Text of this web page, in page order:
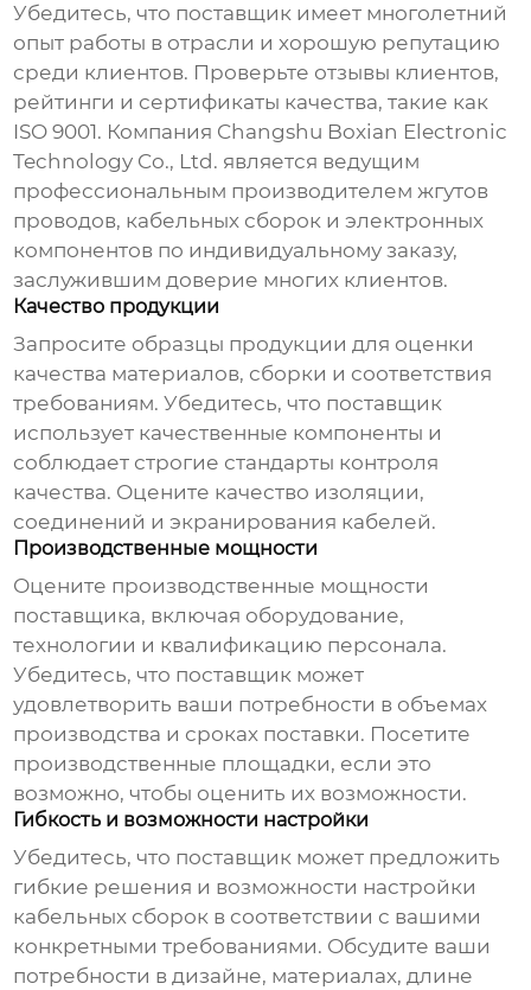
Убедитесь, что поставщик имеет многолетний
опыт работы в отрасли и хорошую репутацию
среди клиентов. Проверьте отзывы клиентов,
рейтинги и сертификаты качества, такие как
ISO 9001. Компания Changshu Boxian Electronic
Technology Co., Ltd. является ведущим
профессиональным производителем жгутов
проводов, кабельных сборок и электронных
компонентов по индивидуальному заказу,
заслужившим доверие многих клиентов.
Качество продукции
Запросите образцы продукции для оценки
качества материалов, сборки и соответствия
требованиям. Убедитесь, что поставщик
использует качественные компоненты и
соблюдает строгие стандарты контроля
качества. Оцените качество изоляции,
соединений и экранирования кабелей.
Производственные мощности
Оцените производственные мощности
поставщика, включая оборудование,
технологии и квалификацию персонала.
Убедитесь, что поставщик может
удовлетворить ваши потребности в объемах
производства и сроках поставки. Посетите
производственные площадки, если это
возможно, чтобы оценить их возможности.
Гибкость и возможности настройки
Убедитесь, что поставщик может предложить
гибкие решения и возможности настройки
кабельных сборок в соответствии с вашими
конкретными требованиями. Обсудите ваши
потребности в дизайне, материалах, длине